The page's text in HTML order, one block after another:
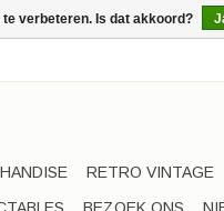
RETRO VINTAGE
verbeteren. Is dat akkoord?